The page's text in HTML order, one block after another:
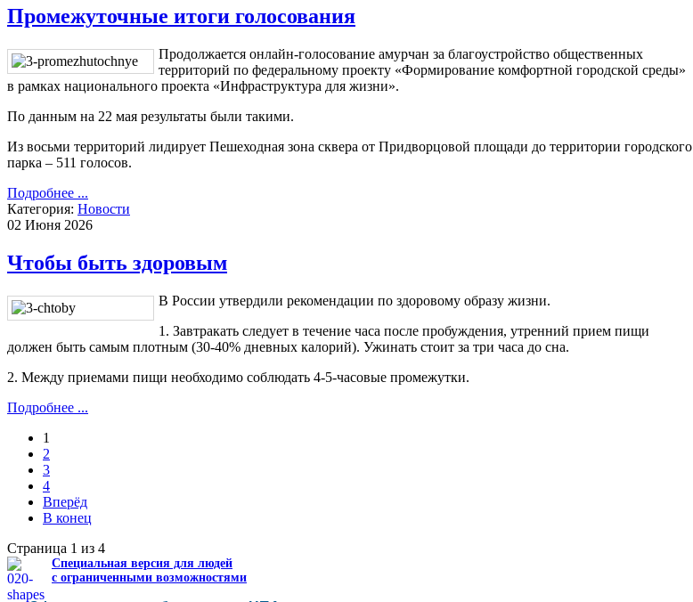
Промежуточные итоги голосования
Продолжается онлайн-голосование амурчан за благоустройство общественных
территорий по федеральному проекту «Формирование комфортной городской среды»
в рамках национального проекта «Инфраструктура для жизни».
По данным на 22 мая результаты были такими.
Из восьми территорий лидирует Пешеходная зона сквера от Придворцовой площади до территории городского
парка – 511 голосов.
Подробнее ...
Категория: Новости
02 Июня 2026
Чтобы быть здоровым
В России утвердили рекомендации по здоровому образу жизни.
1. Завтракать следует в течение часа после пробуждения, утренний прием пищи
должен быть самым плотным (30-40% дневных калорий). Ужинать стоит за три часа до сна.
2. Между приемами пищи необходимо соблюдать 4-5-часовые промежутки.
Подробнее ...
1
2
3
4
Вперёд
В конец
Страница 1 из 4
Специальная версия для людей
с ограниченными возможностями